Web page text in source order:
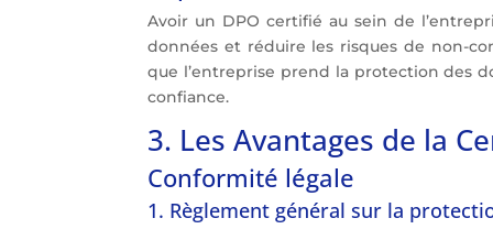
Avoir un DPO certifié au sein de
données et réduire les risques de non-
que l’entreprise prend la protection des
confiance.
3. Les Avantages de la
Conformité légale
1. Règlement général sur la